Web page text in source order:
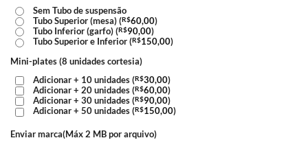
Sem Tubo de suspensão
Tubo Superior (mesa) (R$60,00)
Tubo Inferior (garfo) (R$90,00)
Tubo Superior e Inferior (R$150,00)
Mini-plates (8 unidades cortesia)
Adicionar + 10 unidades (R$30,00)
Adicionar + 20 unidades (R$60,00)
Adicionar + 30 unidades (R$90,00)
Adicionar + 50 unidades (R$150,00)
Enviar marca(Máx 2 MB por arquivo)